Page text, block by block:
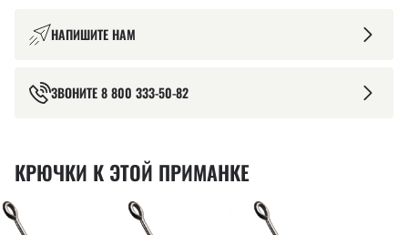
НАПИШИТЕ НАМ
ЗВОНИТЕ8 800 333-50-82
КРЮЧКИ К ЭТОЙ ПРИМАНКЕ